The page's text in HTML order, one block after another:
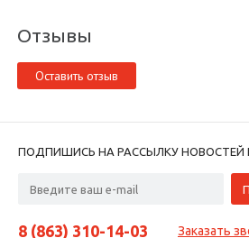
Отзывы
Оставить отзыв
ПОДПИШИСЬ НА РАССЫЛКУ НОВОСТЕЙ
8 (863) 310-14-03 Заказать